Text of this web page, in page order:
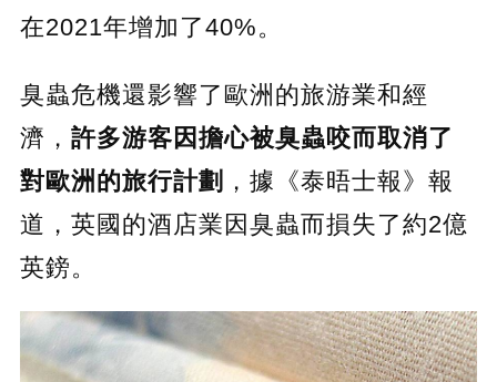
在2021年增加了40%。
臭蟲危機還影響了歐洲的旅游業和經
濟， 許多游客因擔心被臭蟲咬而取消了
對歐洲的旅行計劃 ，據《泰晤士報》報
道，英國的酒店業因臭蟲而損失了約2億
英鎊。